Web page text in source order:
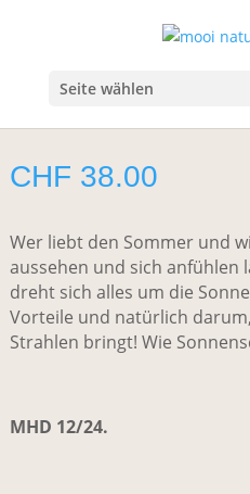
Seite wählen
NINI Organics
CHF 38.00
Wer liebt den Sommer und
aussehen und sich anfühlen
dreht sich alles um die
Vorteile und natürlich
Strahlen bringt! Wie
MHD 12/24.